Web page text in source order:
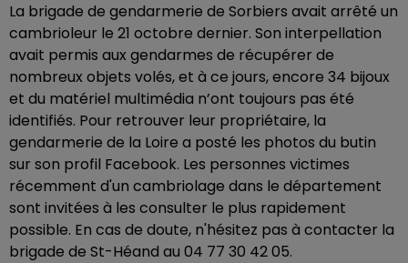
La brigade de gendarmerie de Sorbiers avait arrêté un
cambrioleur le 21 octobre dernier. Son interpellation
avait permis aux gendarmes de récupérer de
nombreux objets volés, et à ce jours, encore 34 bijoux
et du matériel multimédia n’ont toujours pas été
identifiés. Pour retrouver leur propriétaire, la
gendarmerie de la Loire a posté les photos du butin
sur son profil Facebook. Les personnes victimes
récemment d'un cambriolage dans le département
sont invitées à les consulter le plus rapidement
possible. En cas de doute, n'hésitez pas à contacter la
brigade de St-Héand au 04 77 30 42 05.